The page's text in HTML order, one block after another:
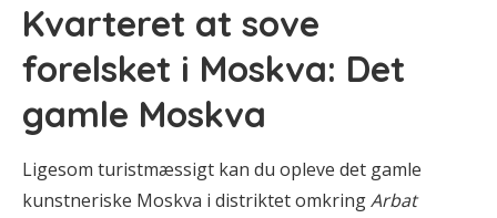
Kvarteret at sove
forelsket i Moskva: Det
gamle Moskva
Ligesom turistmæssigt kan du opleve det gamle
kunstneriske Moskva i distriktet omkringArbat